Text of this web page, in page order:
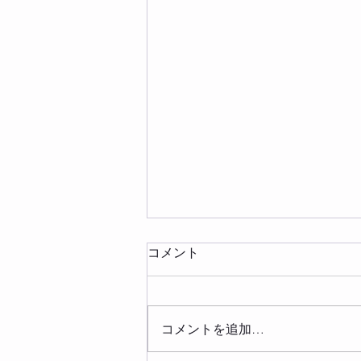
年末年始予定
12/28〜1/6 休館＆特別営業
12/28(土) 11時〜西区大掃除
12/29(日) 11時〜熱田区大掃除
コメント
コメントを追加…